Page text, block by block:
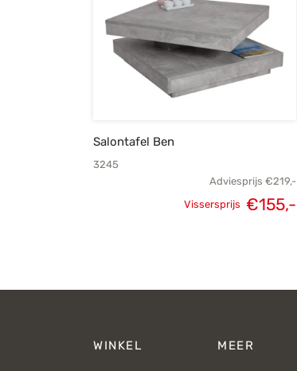
Salontafel Ben
3245
Adviesprijs €219,-
Vissersprijs €155,-
WINKEL MEER